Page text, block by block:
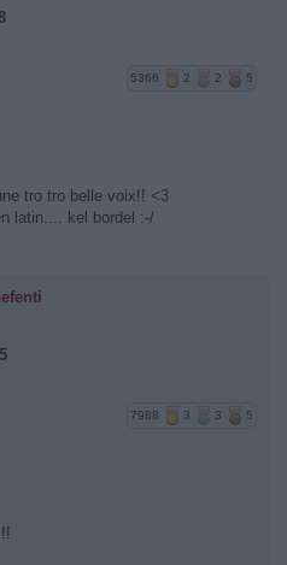
5366 2 2 5
tro tro belle voix!! <3
latin.... kel bordel :-/
7988 3 3 5